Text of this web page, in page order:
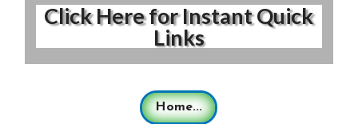
Click Here for Instant Quick
Links
Home...